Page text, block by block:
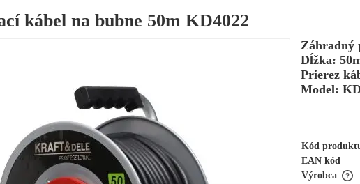
kábel na bubne 50m KD4022
Záhradný
Dĺžka:
Prierez
Model:
Kód
EAN kód
Výrobca